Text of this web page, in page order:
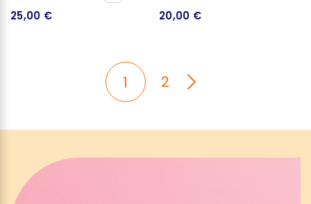
25,00 € 20,00 €
1 2